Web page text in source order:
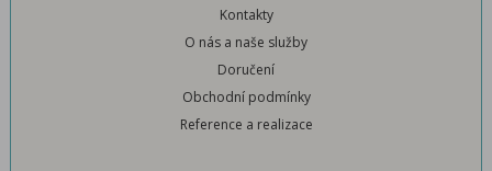
Kontakty
O nás a naše služby
Doručení
Obchodní podmínky
Reference a realizace